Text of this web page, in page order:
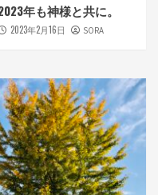
年も神様と共に。
2023年2月16日 SORA